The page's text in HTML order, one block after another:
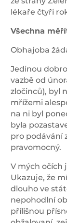
lékaře čtyři
Všechna
Obhajoba
Jedinou
vazbě od
zločinců), byl
mřížemi
na ni byl
byla
pro podávání
pravomocný.
V mých očích
Ukazuje, že
dlouho ve
nepohodlní
přílišnou